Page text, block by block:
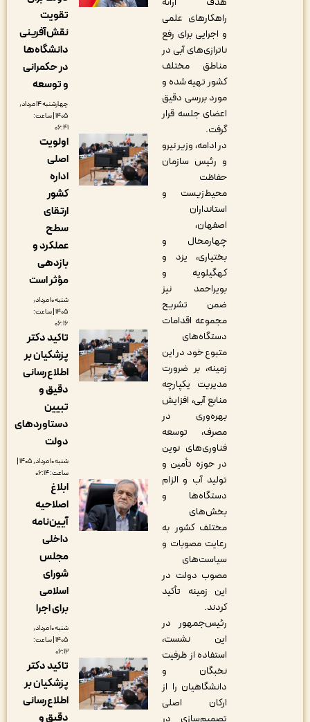
راهکارهای علمی
و اجرایی برای رفع
ناترازی‌های آبی در
مناطق مختلف
کشور تهیه شده و
مورد بررسی دقیق
اعضای جلسه قرار
در ادامه، وزیر نیرو
و رئیس سازمان
محیط‌زیست و
استانداران
اصفهان،
چهارمحال و
بختیاری، یزد و
کهگیلویه و
بویراحمد نیز
ضمن تشریح
مجموعه اقدامات
دستگاه‌های
متبوع خود در این
زمینه، بر ضرورت
مدیریت یکپارچه
منابع آبی، افزایش
بهره‌وری در
مصرف، توسعه
فناوری‌های نوین
در حوزه تأمین و
تولید آب و الزام
دستگاه‌ها و
بخش‌های
مختلف کشور به
رعایت مصوبات و
سیاست‌های
مصوب دولت در
این زمینه تأکید
رئیس‌جمهور در
این نشست،
استفاده از ظرفیت
نخبگان و
دانشگاهیان را از
ارکان اصلی
تصمیم‌سازی در
نقش‌آفرینی
دانشگاه‌ها
در حکمرانی
و توسعه
چهارشنبه ۱۴ مرداد,
۱۴۰۵ | ساعت:
اولویت
اصلی
اداره
عملکرد و
بازدهی
مؤثر است
شنبه ۱۰ مرداد,
۱۴۰۵ | ساعت:
تاکید دکتر
پزشکیان بر
اطلاع‌رسانی
دستاوردهای
شنبه ۱۰ مرداد, ۱۴۰۵ |
ابلاغ
اصلاحیه
آیین‌نامه
برای اجرا
شنبه ۱۰ مرداد,
۱۴۰۵ | ساعت:
تاکید دکتر
پزشکیان بر
اطلاع‌رسانی